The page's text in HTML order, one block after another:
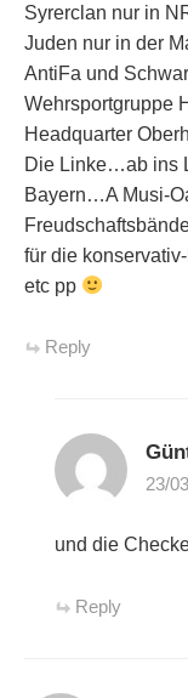
Syrerclan nur in
Juden nur in der
AntiFa und
Wehrsportgruppe
Headquarter
Die Linke…ab ins
Bayern…A Musi-
für die
etc pp
Reply
23/
und die
Reply